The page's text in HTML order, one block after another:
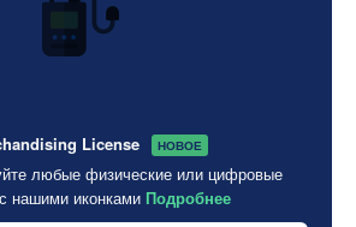
License НОВОЕ
любые физические или цифровые
нашими иконками Подробнее